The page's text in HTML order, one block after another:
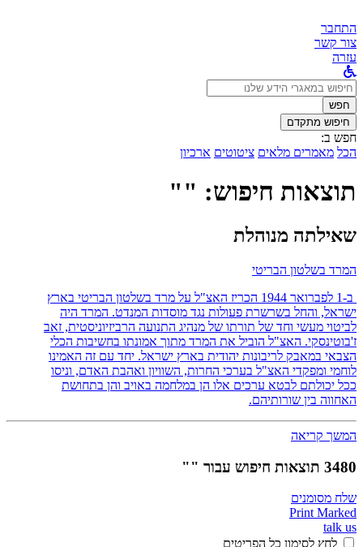
התחבר
צור קשר
עזרה
לחפש
ב:חפש
חיפוש מתקדם
חפש ב:
הכל מאמרים מלאים ציטוטים ארכיון
תוצאות חיפוש: ""
שאילתה מנוהלת
המרד בשלטון הבריטי
ב-1 לפברואר 1944 הכריז האצ"ל על מרד בשלטון הבריטי בארץ
ישראל, והחל בשרשרת פעולות נגד מוסדות המנדט. המרד היה
לביטוי מעשי וחד של תורתו של מנהיג התנועה הרביזיוניסטית, זאב
ז'בוטינסקי. האצ"ל הוביל את המרד מתוך אמונתו בחשיבות הכלי
הצבאי במאבק לריבונות יהודית בארץ ישראל. יחד עם זה האמינו
לוחמי ומפקדי האצ"ל בערכי החרות, השוויון ואהבת האדם, וניסו
ככל יכולתם לבטא ערכים אלו הן במלחמה באויב והן בתחושת
האחווה בין שורותיהם.
המשך קריאה
3480 תוצאות חיפוש עבור ""
שלח מסומנים
Print Marked
talk us
לחץ לסימון כל הפריטים